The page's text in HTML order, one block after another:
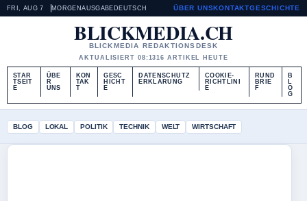
FRI, AUG 7 MORGENAUSGABE DEUTSCH ÜBER UNSKONTAKTGESCHICHTE
BLICKMEDIA.CH
BLICKMEDIA REDAKTIONSDESK
AKTUALISIERT 08:1316 ARTIKEL HEUTE
STAR
TSEIT
E
ÜBE
R
UNS
KON
TAK
T
GESC
HICHT
E
DATENSCHUTZ
ERKLÄRUNG
COOKIE-
RICHTLINI
E
RUND
BRIE
F
B
L
O
G
BLOG LOKAL POLITIK TECHNIK WELT WIRTSCHAFT